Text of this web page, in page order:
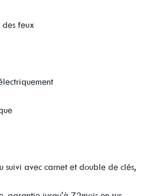
feux
suivi avec carnet et double de clés,